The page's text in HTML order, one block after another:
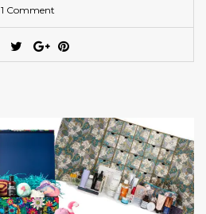
1 Comment